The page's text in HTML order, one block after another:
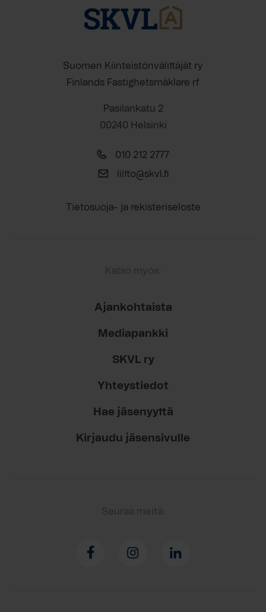
Suomen Kiinteistönvälittäjät ry
Finlands Fastighetsmäklare rf
Pasilankatu 2
00240 Helsinki
010 212 2777
liitto@skvl.fi
Tietosuoja- ja rekisteriseloste
Katso myös:
Ajankohtaista
Mediapankki
SKVL ry
Yhteystiedot
Hae jäsenyyttä
Kirjaudu jäsensivulle
Seuraa meitä: